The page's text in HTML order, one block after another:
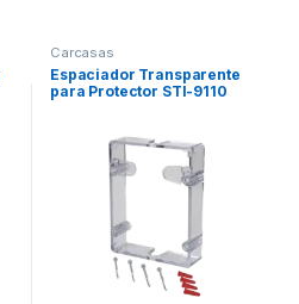
Carcasas
Espaciador Transparente
para Protector STI-9110